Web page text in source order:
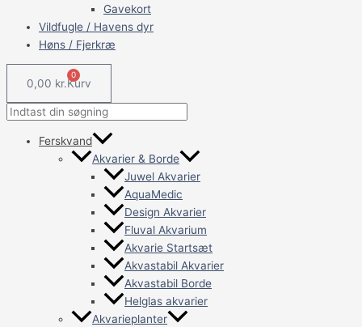
Gavekort
Vildfugle / Havens dyr
Høns / Fjerkræ
0,00 kr.
0
Kurv
Ferskvand
Akvarier & Borde
Juwel Akvarier
AquaMedic
Design Akvarier
Fluval Akvarium
Akvarie Startsæt
Akvastabil Akvarier
Akvastabil Borde
Helglas akvarier
Akvarieplanter